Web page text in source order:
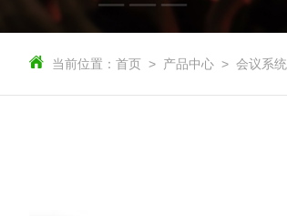
当前位置： 首页 产品中心 会议系统